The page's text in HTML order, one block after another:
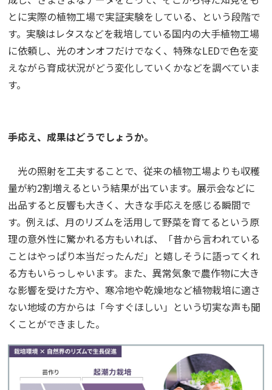
とに実際の植物工場で実証実験をしている、という段階で
す。実験はレタスなどを栽培している国内の大手植物工場
に依頼し、光のオンオフだけでなく、特殊なLEDで色を変
えながら育成状況がどう変化していくかなどを調べていま
す。
――手応え、成果はどうでしょうか。
光の照射を工夫することで、従来の植物工場よりも収穫
量が約2割増えるという結果が出ています。展示会などに
出品すると反響も大きく、大きな手応えを感じる瞬間で
す。例えば、月のリズムを活用して野菜を育てるという原
理の意外性に驚かれる方もいれば、「昔から言われている
ことはやっぱり本当だったんだ」と嬉しそうに語ってくれ
る方もいらっしゃいます。また、異常気象で農作物に大き
な影響を受けた方や、寒冷地や乾燥地など植物栽培に適さ
ない地域の方からは「今すぐほしい」という切実な声も聞
くことができました。